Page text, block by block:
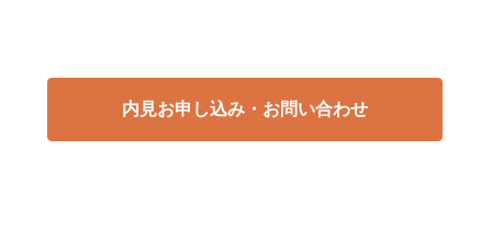
内見お申し込み・お問い合わせ